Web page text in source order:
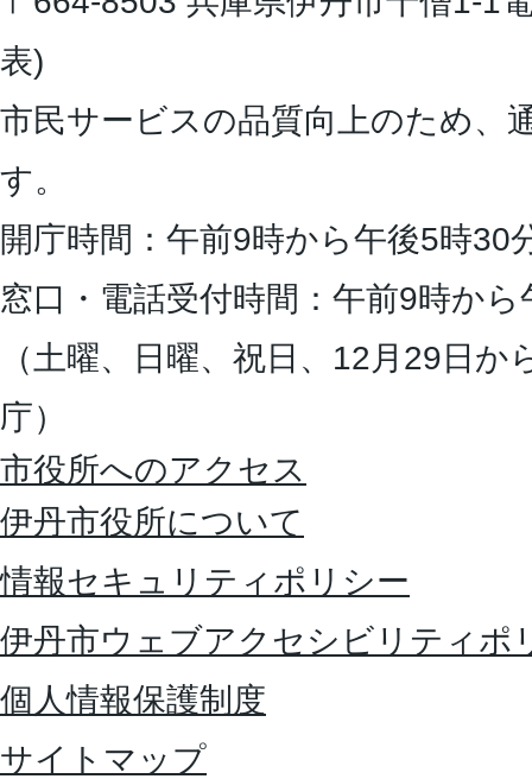
表)
市民サービスの品質向上のため、
す。
開庁時間：午前9時から午後5時30
窓口・電話受付時間：午前9時か
（土曜、日曜、祝日、12月29日
庁）
市役所へのアクセス
伊丹市役所について
情報セキュリティポリシー
伊丹市ウェブアクセシビリティポ
個人情報保護制度
サイトマップ